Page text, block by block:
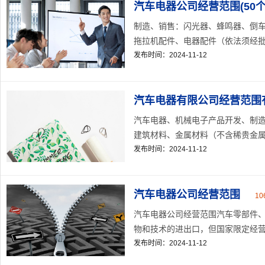
汽车电器公司经营范围(50
制造、销售：闪光器、蜂鸣器、倒
拖拉机配件、电器配件（依法须经
发布时间：2024-11-12
汽车电器有限公司经营范
汽车电器、机械电子产品开发、制
建筑材料、金属材料（不含稀贵金
发布时间：2024-11-12
汽车电器公司经营范围
汽车电器公司经营范围汽车零部件
物和技术的进出口，但国家限定经
发布时间：2024-11-12